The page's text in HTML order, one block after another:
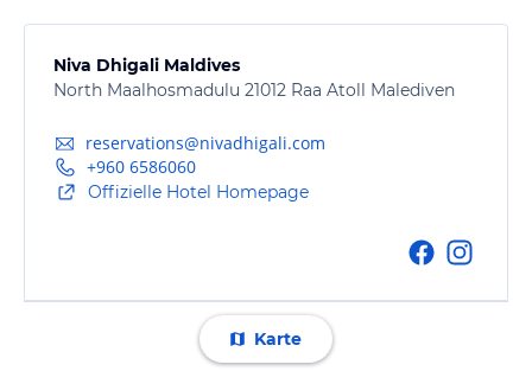
Niva Dhigali Maldives
North Maalhosmadulu 21012 Raa Atoll Malediven
reservations@nivadhigali.com
+960 6586060
Offizielle Hotel Homepage
Karte